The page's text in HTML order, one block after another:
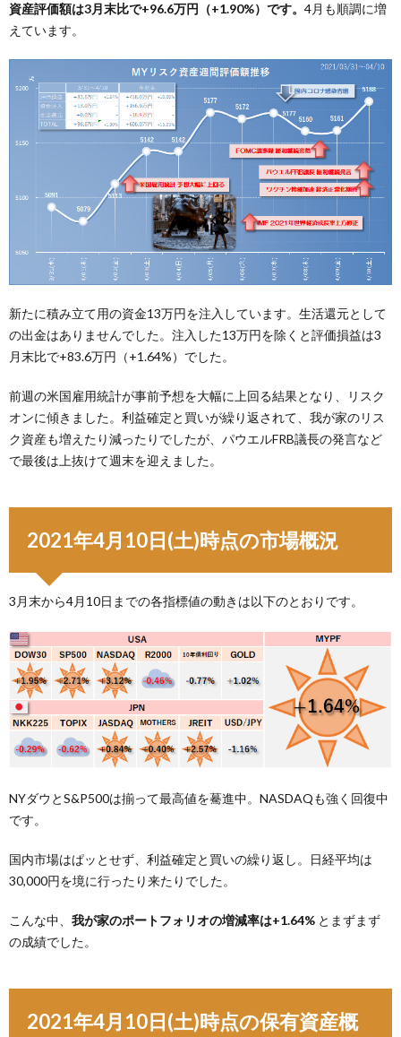
資産評価額は3月末比で+96.6万円（+1.90%）です。 4月も順調に増
えています。
新たに積み立て用の資金13万円を注入しています。生活還元として
の出金はありませんでした。注入した13万円を除くと評価損益は3
月末比で+83.6万円（+1.64%）でした。
前週の米国雇用統計が事前予想を大幅に上回る結果となり、リスク
オンに傾きました。利益確定と買いが繰り返されて、我が家のリス
ク資産も増えたり減ったりでしたが、パウエルFRB議長の発言など
で最後は上抜けて週末を迎えました。
2021年4月10日(土)時点の市場概況
3月末から4月10日までの各指標値の動きは以下のとおりです。
NYダウとS&P500は揃って最高値を驀進中。NASDAQも強く回復中
です。
国内市場はぱッとせず、利益確定と買いの繰り返し。日経平均は
30,000円を境に行ったり来たりでした。
こんな中、 我が家のポートフォリオの増減率は+1.64% とまずまず
の成績でした。
2021年4月10日(土)時点の保有資産概